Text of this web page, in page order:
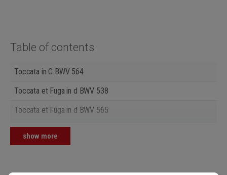
Table of contents
Toccata in C BWV 564
Toccata et Fuga in d BWV 538
Toccata et Fuga in d BWV 565
Toccata et Fuga in F BWV 540
show more